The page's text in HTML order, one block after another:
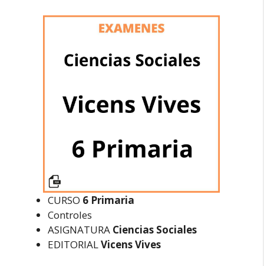
CURSO 6 Primaria
Controles
ASIGNATURA Ciencias Sociales
EDITORIALVicens Vives